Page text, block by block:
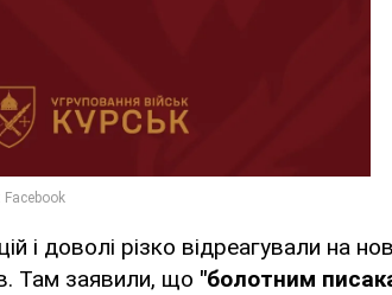
і доволі різко відреагували на
Там заявили, що "болотним